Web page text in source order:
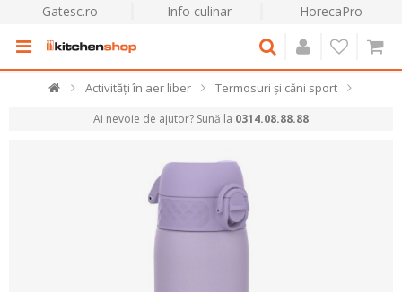
Gatesc.ro Info culinar HorecaPro
Activități în aer liber Termosuri și căni sport
Ai nevoie de ajutor? Sună la 0314.08.88.88